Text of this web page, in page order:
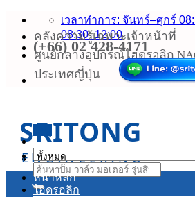
ข้าม
เนื้อหา
เวลาทำการ: จันทร์–ศุกร์
08:30–12:00
ศูนย์กลางอุปกรณ์ไฮดรอลิก
ประเทศญี่ปุ่น
คลังความรู้เฉพาะเจ้าหน้าที่
(+66) 02 428-4171
ENGINEERING
SRITONG
ค้นหา:
หน้าหลัก
ไฮดรอลิก